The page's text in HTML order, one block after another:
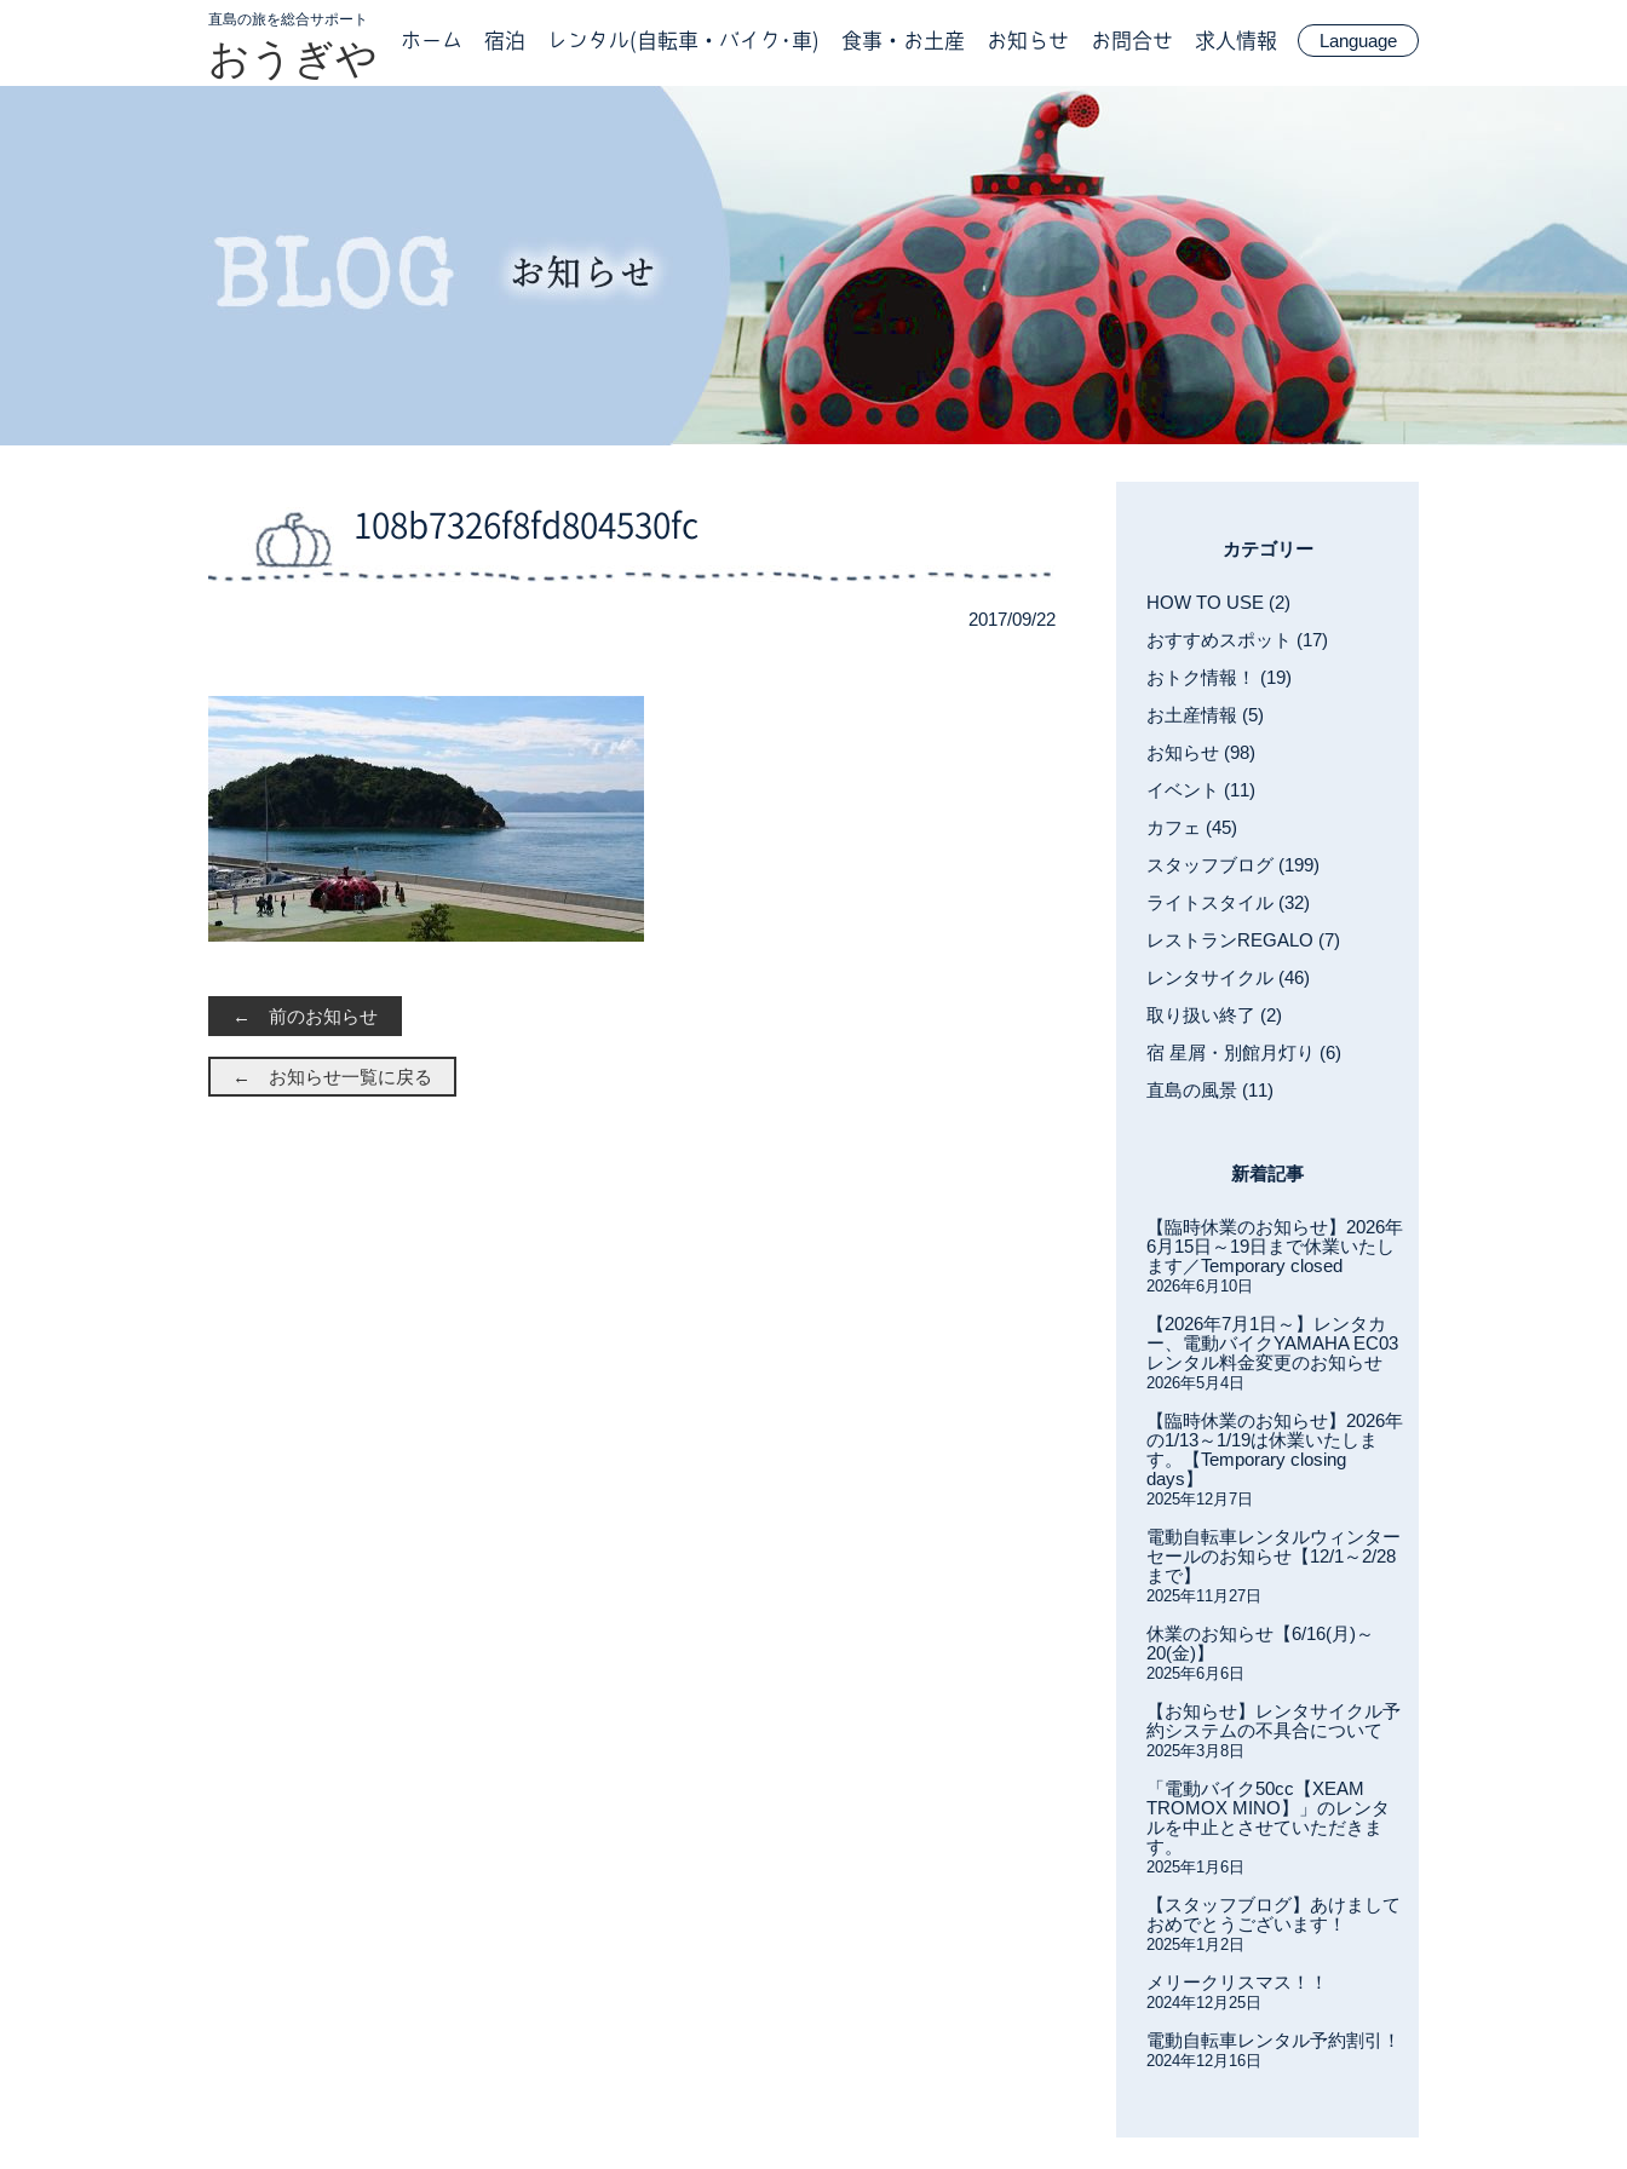
直島の旅を総合サポート
おうぎや ホーム 宿泊 レンタル(自転車・バイク･車) 食事・お土産 お知らせ お問合せ 求人情報 Language
108b7326f8fd804530fc
2017/09/22
← 前のお知らせ
← お知らせ一覧に戻る
カテゴリー
HOW TO USE (2)
おすすめスポット (17)
おトク情報！ (19)
お土産情報 (5)
お知らせ (98)
イベント (11)
カフェ (45)
スタッフブログ (199)
ライトスタイル (32)
レストランREGALO (7)
レンタサイクル (46)
取り扱い終了 (2)
宿 星屑・別館月灯り (6)
直島の風景 (11)
新着記事
【臨時休業のお知らせ】2026年
6月15日～19日まで休業いたし
ます／Temporary closed
2026年6月10日
【2026年7月1日～】レンタカ
ー、電動バイクYAMAHA EC03
レンタル料金変更のお知らせ
2026年5月4日
【臨時休業のお知らせ】2026年
の1/13～1/19は休業いたしま
す。【Temporary closing
days】
2025年12月7日
電動自転車レンタルウィンター
セールのお知らせ【12/1～2/28
まで】
2025年11月27日
休業のお知らせ【6/16(月)～
20(金)】
2025年6月6日
【お知らせ】レンタサイクル予
約システムの不具合について
2025年3月8日
「電動バイク50cc【XEAM
TROMOX MINO】」のレンタ
ルを中止とさせていただきま
す。
2025年1月6日
【スタッフブログ】あけまして
おめでとうございます！
2025年1月2日
メリークリスマス！！
2024年12月25日
電動自転車レンタル予約割引！
2024年12月16日